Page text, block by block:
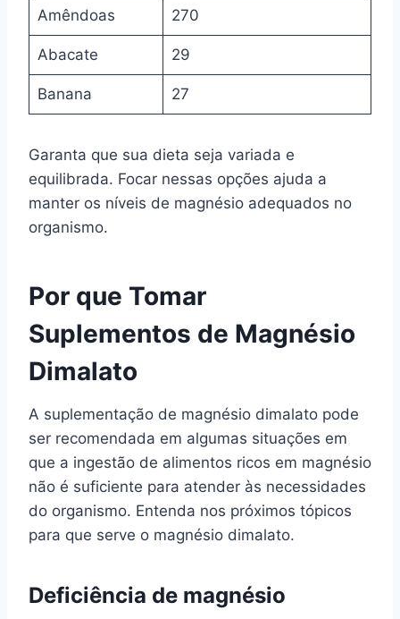
Amêndoas 270
Abacate 29
Banana 27
Garanta que sua dieta seja variada e
equilibrada. Focar nessas opções ajuda a
manter os níveis de magnésio adequados no
organismo.
Por que Tomar
Suplementos de Magnésio
Dimalato
A suplementação de magnésio dimalato pode
ser recomendada em algumas situações em
que a ingestão de alimentos ricos em magnésio
não é suficiente para atender às necessidades
do organismo. Entenda nos próximos tópicos
para que serve o magnésio dimalato.
Deficiência de magnésio